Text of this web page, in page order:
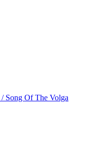
Song Of The Volga